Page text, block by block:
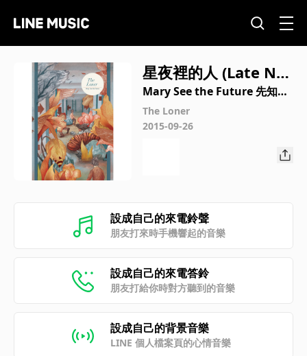
星夜裡的人 (Late Nig
ht Version)
Mary See the Future 先知瑪
莉
The Loner
2015-09-26
設成自己的來電鈴聲
朋友打來時手機響起的音樂
設成自己的來電答鈴
朋友打給你時對方聽到的音樂
設成自己的背景音樂
LINE 個人檔案頁的心情音樂